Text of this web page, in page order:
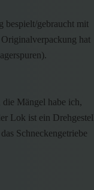
bespielt/gebraucht mit
hat
Mängel habe ich,
Lok ist ein
Schneckengetriebe